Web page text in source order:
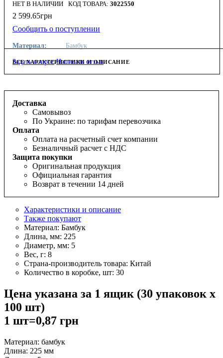
НЕТ В НАЛИЧИИ 3022550
2 599.65грн
Сообщить о поступлении
Материал: Бамбук
ВСЕ ХАРАКТЕРИСТИКИ И ОПИСАНИЕ
Задать вопрос Написать отзыв
Характеристики и описание
Также покупают
Материал: Бамбук
Длина, мм: 225
Диаметр, мм: 5
Вес, г: 8
Страна-производитель товара: Китай
Количество в коробке, шт: 30
Цена указана за 1 ящик (30 упаковок х
100 шт)
1 шт=0,87 грн
Материал: бамбук
Длина: 225 мм
Доставка
Самовывоз
По Украине: по тарифам перевозчика
Оплата
Оплата на расчетный счет компании
Безналичный расчет с НДС
Защита покупки
Оригинальная продукция
Официальная гарантия
Возврат в течении 14 дней